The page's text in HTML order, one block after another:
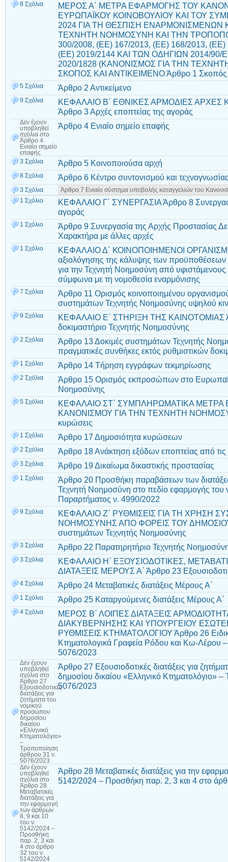
8 Σχόλια
ΜΕΡΟΣ Α΄ ΜΕΤΡΑ ΕΦΑΡΜΟΓΗΣ ΤΟΥ
ΕΥΡΩΠΑΪΚΟΥ ΚΟΙΝΟΒΟΥΛΙΟΥ ΚΑΙ ΤΟΥ
2024 ΓΙΑ ΤΗ ΘΕΣΠΙΣΗ
ΤΕΧΝΗΤΗ ΝΟΗΜΟΣΥΝΗ ΚΑΙ ΤΗΝ
300/2008, (ΕΕ) 167/2013, (ΕΕ) 168/2013,
(ΕΕ) 2019/2144 ΚΑΙ ΤΩΝ ΟΔΗΓΙΩΝ 2014/90/
2020/1828 (ΚΑΝΟΝΙΣΜΟΣ ΓΙΑ ΤΗΝ
ΣΚΟΠΟΣ ΚΑΙ ΑΝΤΙΚΕΙΜΕΝΟ Άρθρο 1 Σκοπός
5 Σχόλια Άρθρο 2 Αντικείμενο
9 Σχόλια
ΚΕΦΑΛΑΙΟ Β΄ ΕΘΝΙΚΕΣ ΑΡΜΟΔΙΕΣ ΑΡΧΕΣ
Άρθρο 3 Αρχές εποπτείας της αγοράς
Δεν έχουν
υποβληθεί
σχόλια στο
Άρθρο 4
Ενιαίο σημείο
επαφής
Άρθρο 4 Ενιαίο σημείο επαφής
3 Σχόλια Άρθρο 5 Κοινοποιούσα αρχή
8 Σχόλια Άρθρο 6 Κέντρο συντονισμού και
3 Σχόλια
Άρθρο 7 Ενιαίο σύστημα υποβολής καταγγελιών του
1 Σχόλιο
ΚΕΦΑΛΑΙΟ Γ΄ ΣΥΝΕΡΓΑΣΙΑ Άρθρο 8
αγοράς
1 Σχόλιο
Άρθρο 9 Συνεργασία της Αρχής Προστασίας
Χαρακτήρα με άλλες αρχές
1 Σχόλιο
ΚΕΦΑΛΑΙΟ Δ΄ ΚΟΙΝΟΠΟΙΗΜΕΝΟΙ
αξιολόγησης της κάλυψης των
για την Τεχνητή Νοημοσύνη από
σύμφωνα με τη νομοθεσία εναρμόνισης
7 Σχόλια
Άρθρο 11 Ορισμός κοινοποιημένου
συστημάτων Τεχνητής Νοημοσύνης υψηλού
9 Σχόλια
ΚΕΦΑΛΑΙΟ Ε΄ ΣΤΗΡΙΞΗ ΤΗΣ ΚΑΙΝΟΤΟΜΙΑΣ
δοκιμαστήριο Τεχνητής Νοημοσύνης
2 Σχόλια
Άρθρο 13 Δοκιμές συστημάτων Τεχνητής
πραγματικές συνθήκες εκτός ρυθμιστικών
1 Σχόλιο Άρθρο 14 Τήρηση εγγράφων τεκμηρίωσης
2 Σχόλια
Άρθρο 15 Ορισμός εκπροσώπων στο
Νοημοσύνης
5 Σχόλια
ΚΕΦΑΛΑΙΟ ΣΤ΄ ΣΥΜΠΛΗΡΩΜΑΤΙΚΑ
ΚΑΝΟΝΙΣΜΟΥ ΓΙΑ ΤΗΝ ΤΕΧΝΗΤΗ
κυρώσεις
1 Σχόλιο Άρθρο 17 Δημοσιότητα κυρώσεων
2 Σχόλια Άρθρο 18 Ανάκτηση εξόδων εποπτείας από τις
3 Σχόλια Άρθρο 19 Δικαίωμα δικαστικής προστασίας
1 Σχόλιο
Άρθρο 20 Προσθήκη παραβάσεων των
Τεχνητή Νοημοσύνη στο πεδίο εφαρμογής
Παραρτήματος ν. 4990/2022
9 Σχόλια
ΚΕΦΑΛΑΙΟ Ζ΄ ΡΥΘΜΙΣΕΙΣ ΓΙΑ ΤΗ ΧΡΗΣΗ
ΝΟΗΜΟΣΥΝΗΣ ΑΠΟ ΦΟΡΕΙΣ ΤΟΥ
συστημάτων Τεχνητής Νοημοσύνης
3 Σχόλια Άρθρο 22 Παρατηρητήριο Τεχνητής
3 Σχόλια
ΚΕΦΑΛΑΙΟ Η΄ ΕΞΟΥΣΙΟΔΟΤΙΚΕΣ,
ΔΙΑΤΑΞΕΙΣ ΜΕΡΟΥΣ Α΄ Άρθρο 23
4 Σχόλια Άρθρο 24 Μεταβατικές διατάξεις Μέρους Α΄
1 Σχόλιο Άρθρο 25 Καταργούμενες διατάξεις Μέρους Α΄
4 Σχόλια
ΜΕΡΟΣ Β΄ ΛΟΙΠΕΣ ΔΙΑΤΑΞΕΙΣ
ΔΙΑΚΥΒΕΡΝΗΣΗΣ ΚΑΙ ΥΠΟΥΡΓΕΙΟΥ
ΡΥΘΜΙΣΕΙΣ ΚΤΗΜΑΤΟΛΟΓΙΟΥ Άρθρο 26
Κτηματολογικά Γραφεία Ρόδου και Κω-Λέρου
5076/2023
Δεν έχουν
υποβληθεί
σχόλια στο
Άρθρο 27
Εξουσιοδοτικές
διατάξεις για
ζητήματα του
νομικού
προσώπου
δημοσίου
δικαίου
«Ελληνικό
Κτηματολόγιο»
–
Τροποποίηση
άρθρου 31 ν.
5076/2023
Άρθρο 27 Εξουσιοδοτικές διατάξεις για
δημοσίου δικαίου «Ελληνικό Κτηματολόγιο»
5076/2023
Δεν έχουν
υποβληθεί
σχόλια στο
Άρθρο 28
Μεταβατικές
διατάξεις για
την εφαρμογή
των άρθρων
8, 9 και 10
του ν.
5142/2024 –
Προσθήκη
παρ. 2, 3 και
4 στο άρθρο
32 του ν.
5142/2024
Άρθρο 28 Μεταβατικές διατάξεις για την
5142/2024 – Προσθήκη παρ. 2, 3 και 4 στο